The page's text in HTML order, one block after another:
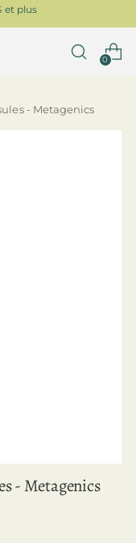
et plus
0
- Metagenics
- Metagenics